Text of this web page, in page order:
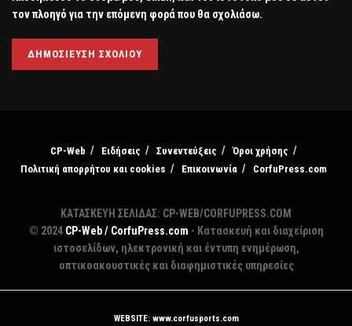
τον πλοηγό για την επόμενη φορά που θα σχολιάσω.
CP-Web Ειδήσεις Συνεντεύξεις
Όροι χρήσης
Πολιτική απορρήτου και cookies
Επικοινωνία CorfuPress.com
ΚΑΤΑΣΚΕΥΗ ΣΕΛΙΔΑΣ: CP-WEB/CORFUPRESS.COM
© 2024 CP-Web / CorfuPress.com - Κατασκευή και διαχείριση
ιστοσελίδων, ηλεκτρονική και έντυπη ενημέρωση,
οπτικοακουστικές και διαφημιστικές υπηρεσίες
WEBSITE: www.corfusports.com